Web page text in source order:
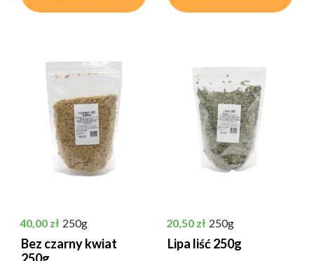
Cena
40,00 zł 250g
Bez czarny kwiat
250g
Cena
20,50 zł 250g
Lipa liść 250g